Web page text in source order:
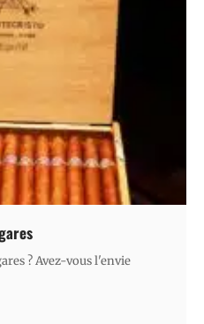
? Avez-vous l'envie